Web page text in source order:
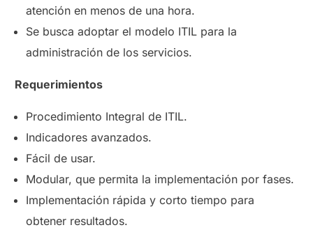
atención en menos de una hora.
Se busca adoptar el modelo ITIL para la
administración de los servicios.
Requerimientos
Procedimiento Integral de ITIL.
Indicadores avanzados.
Fácil de usar.
Modular, que permita la implementación por fases.
Implementación rápida y corto tiempo para
obtener resultados.